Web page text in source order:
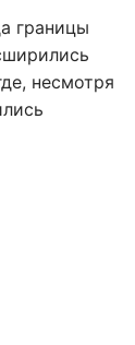
границы
несмотря